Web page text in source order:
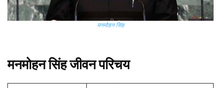
मनमोहन सिंह
मनमोहन सिंह जीवन परिचय